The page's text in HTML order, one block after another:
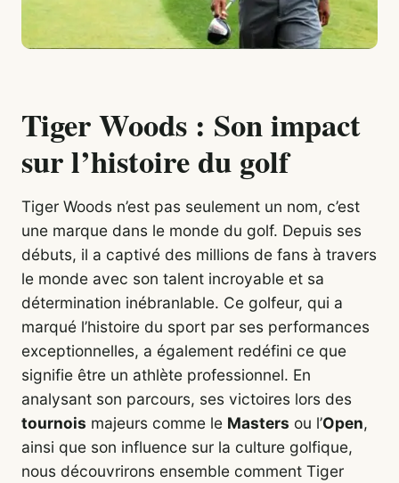
Tiger Woods : Son impact
sur l’histoire du golf
Tiger Woods n’est pas seulement un nom, c’est
une marque dans le monde du golf. Depuis ses
débuts, il a captivé des millions de fans à travers
le monde avec son talent incroyable et sa
détermination inébranlable. Ce golfeur, qui a
marqué l’histoire du sport par ses performances
exceptionnelles, a également redéfini ce que
signifie être un athlète professionnel. En
analysant son parcours, ses victoires lors des
tournois majeurs comme le Masters ou l’Open,
ainsi que son influence sur la culture golfique,
nous découvrirons ensemble comment Tiger